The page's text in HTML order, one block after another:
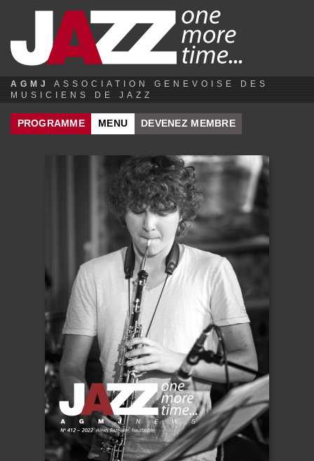
Jump to navigation
AGMJ
ASSOCIATION GENEVOISE DES
MUSICIENS DE JAZZ
PROGRAMME MENU DEVENEZ MEMBRE